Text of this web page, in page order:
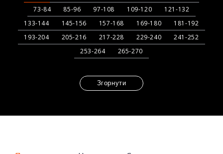
73-84
85-96 97-108 109-120
121-132
133-144
145-156 157-168 169-180
181-192
193-204
205-216 217-228 229-240
241-252
253-264
265-270
Згорнути